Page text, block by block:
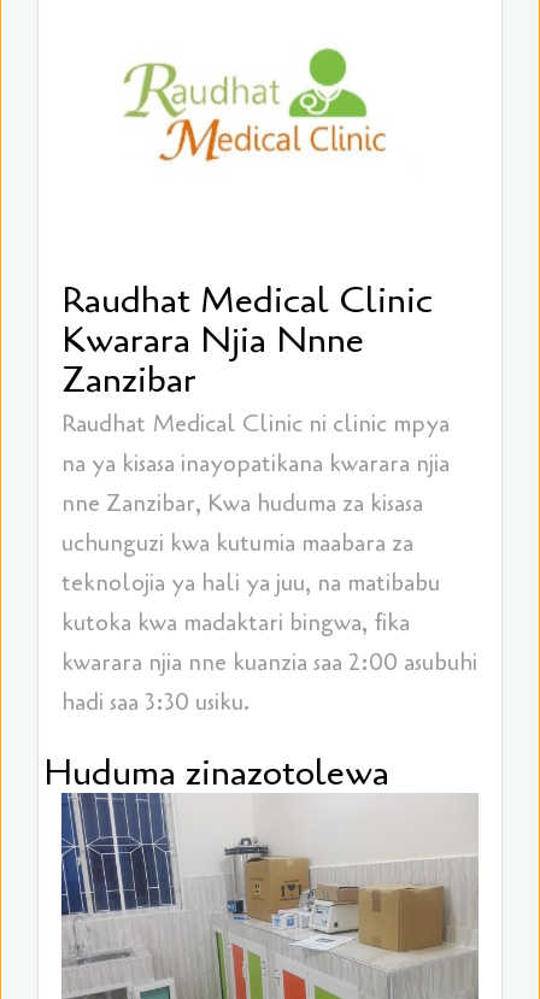
Raudhat Medical Clinic
Kwarara Njia Nnne
Zanzibar
Raudhat Medical Clinic ni clinic mpya
na ya kisasa inayopatikana kwarara njia
nne Zanzibar, Kwa huduma za kisasa
uchunguzi kwa kutumia maabara za
teknolojia ya hali ya juu, na matibabu
kutoka kwa madaktari bingwa, fika
kwarara njia nne kuanzia saa 2:00 asubuhi
hadi saa 3:30 usiku.
Huduma zinazotolewa